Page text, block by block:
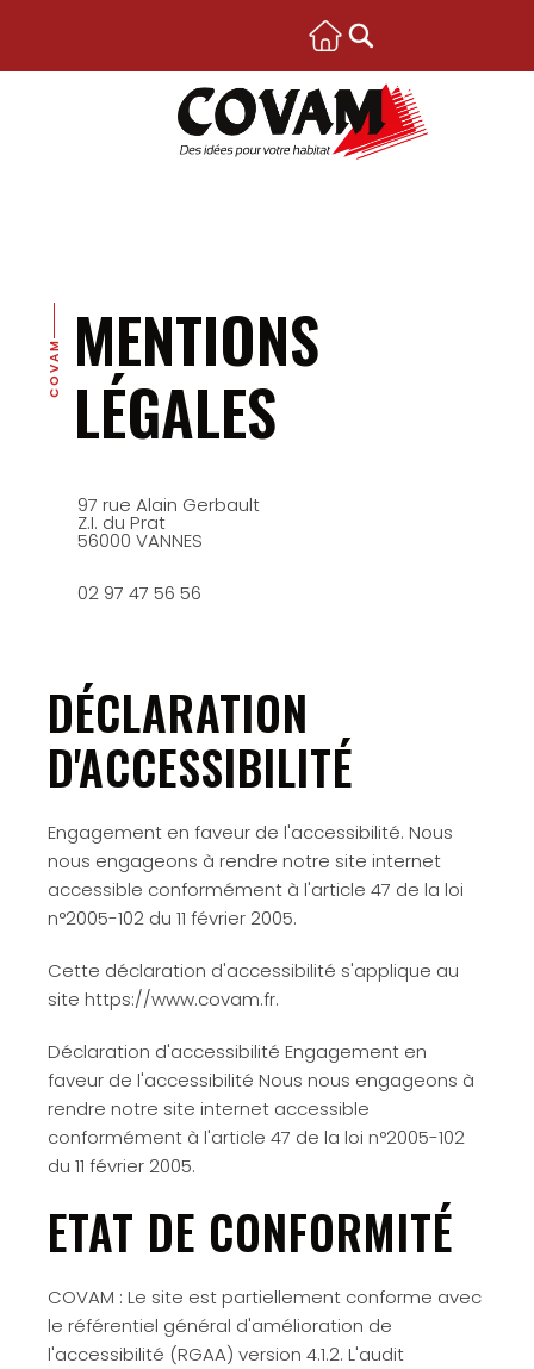
COVAM MENTIONS
LÉGALES
97 rue Alain Gerbault
Z.I. du Prat
56000 VANNES
02 97 47 56 56
DÉCLARATION
D'ACCESSIBILITÉ
Engagement en faveur de l'accessibilité. Nous
nous engageons à rendre notre site internet
accessible conformément à l'article 47 de la loi
n°2005-102 du 11 février 2005.
Cette déclaration d'accessibilité s'applique au
site https://www.covam.fr.
Déclaration d'accessibilité Engagement en
faveur de l'accessibilité Nous nous engageons à
rendre notre site internet accessible
conformément à l'article 47 de la loi n°2005-102
du 11 février 2005.
ETAT DE CONFORMITÉ
COVAM : Le site est partiellement conforme avec
le référentiel général d'amélioration de
l'accessibilité (RGAA) version 4.1.2. L'audit